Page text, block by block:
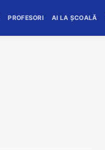
PROFESORI AI LA ȘCOALĂ